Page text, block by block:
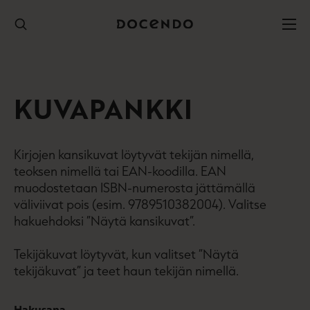
sisältöön
KUVAPANKKI
Kirjojen kansikuvat löytyvät tekijän nimellä,
teoksen nimellä tai EAN-koodilla. EAN
muodostetaan ISBN-numerosta jättämällä
väliviivat pois (esim. 9789510382004). Valitse
hakuehdoksi ”Näytä kansikuvat”.
Tekijäkuvat löytyvät, kun valitset ”Näytä
tekijäkuvat” ja teet haun tekijän nimellä.